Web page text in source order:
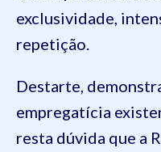
exclusividade,
repetição.
Destarte,
empregatícia
resta dúvida que a